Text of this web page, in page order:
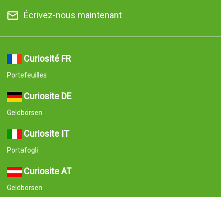
Écrivez-nous maintenant
Curiosité FR
Portefeuilles
Curiosite DE
Geldbörsen
Curiosite IT
Portafogli
Curiosite AT
Geldbörsen